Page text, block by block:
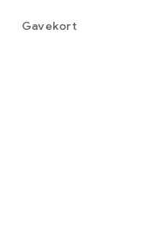
Gavekort